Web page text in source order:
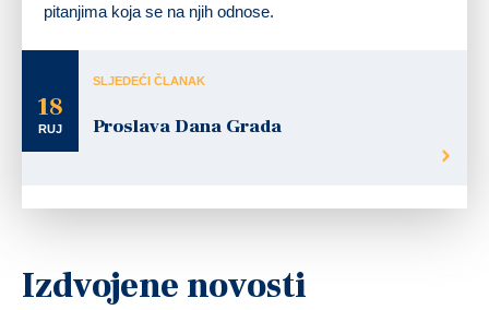
pitanjima koja se na njih odnose.
18
RUJ
SLJEDEĆI ČLANAK
Proslava Dana Grada
Izdvojene novosti